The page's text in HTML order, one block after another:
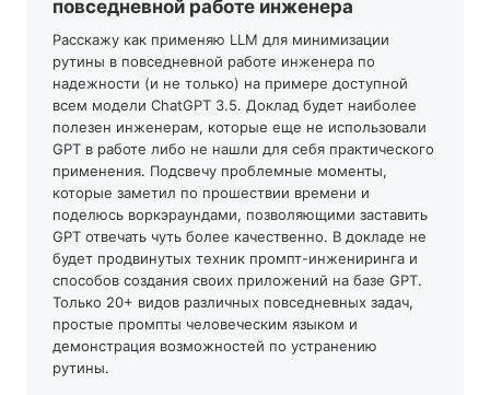
повседневной работе инженера
Расскажу как применяю LLM для минимизации
рутины в повседневной работе инженера по
надежности (и не только) на примере доступной
всем модели ChatGPT 3.5. Доклад будет наиболее
полезен инженерам, которые еще не использовали
GPT в работе либо не нашли для себя практического
применения. Подсвечу проблемные моменты,
которые заметил по прошествии времени и
поделюсь воркэраундами, позволяющими заставить
GPT отвечать чуть более качественно. В докладе не
будет продвинутых техник промпт-инжениринга и
способов создания своих приложений на базе GPT.
Только 20+ видов различных повседневных задач,
простые промпты человеческим языком и
демонстрация возможностей по устранению
рутины.